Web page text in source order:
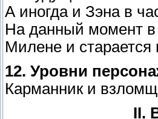
А иногда и Зэна в
На данный момент в
Милене и старается
12. Уровни
Карманник и
II.